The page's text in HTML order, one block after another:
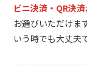
ビニ決済・QR決済
お選びいただけま
いう時でも大丈夫